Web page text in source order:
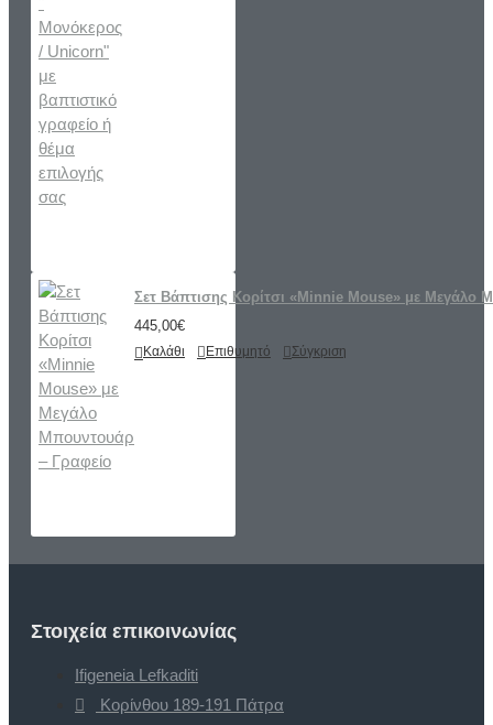
Σετ Βάπτισης Κορίτσι «Minnie Mouse» με Μεγάλο
445,00€
Καλάθι Επιθυμητό Σύγκριση
Στοιχεία επικοινωνίας
Ifigeneia Lefkaditi
Κορίνθου 189-191 Πάτρα